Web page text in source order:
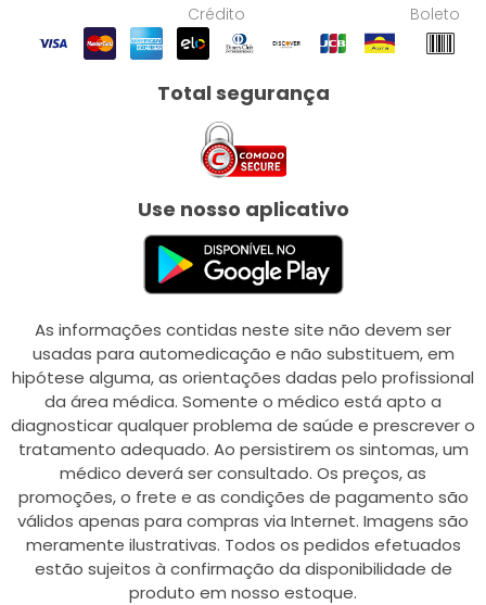
Crédito Boleto
Total segurança
Use nosso aplicativo
As informações contidas neste site não devem ser
usadas para automedicação e não substituem, em
hipótese alguma, as orientações dadas pelo profissional
da área médica. Somente o médico está apto a
diagnosticar qualquer problema de saúde e prescrever o
tratamento adequado. Ao persistirem os sintomas, um
médico deverá ser consultado. Os preços, as
promoções, o frete e as condições de pagamento são
válidos apenas para compras via Internet. Imagens são
meramente ilustrativas. Todos os pedidos efetuados
estão sujeitos à confirmação da disponibilidade de
produto em nosso estoque.